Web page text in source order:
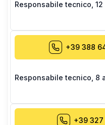
Responsabile tecnico
+39 388
Responsabile tecnico 8
+39